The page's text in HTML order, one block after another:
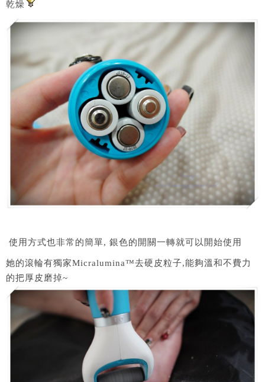
乾燥
使用方式也非常的簡單, 銀色的開關一轉就可以開始使用
她的滾輪有獨家Micralumina™去硬皮粒子,能夠溫和不費力
的把厚皮磨掉~